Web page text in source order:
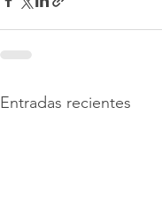
Entradas recientes